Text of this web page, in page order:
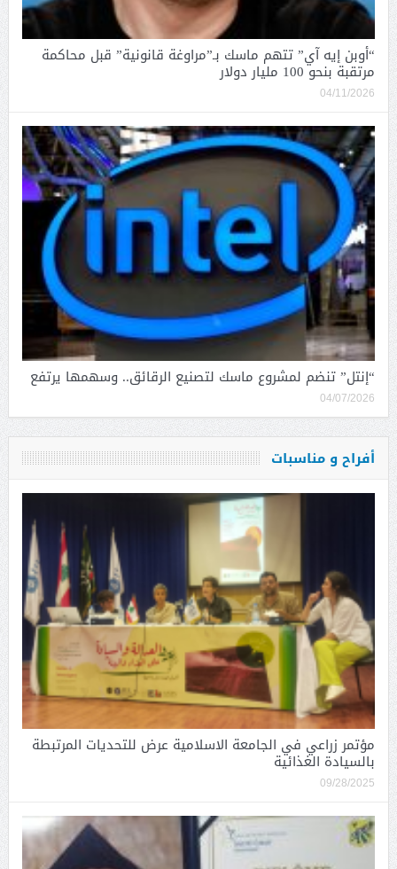
“أوبن إيه آي” تتهم ماسك بـ”مراوغة قانونية” قبل محاكمة
مرتقبة بنحو 100 مليار دولار
04/11/2026
“إنتل” تنضم لمشروع ماسك لتصنيع الرقائق.. وسهمها يرتفع
04/07/2026
أفراح و مناسبات
مؤتمر زراعي في الجامعة الاسلامية عرض للتحديات المرتبطة
بالسيادة الغذائية
09/28/2025